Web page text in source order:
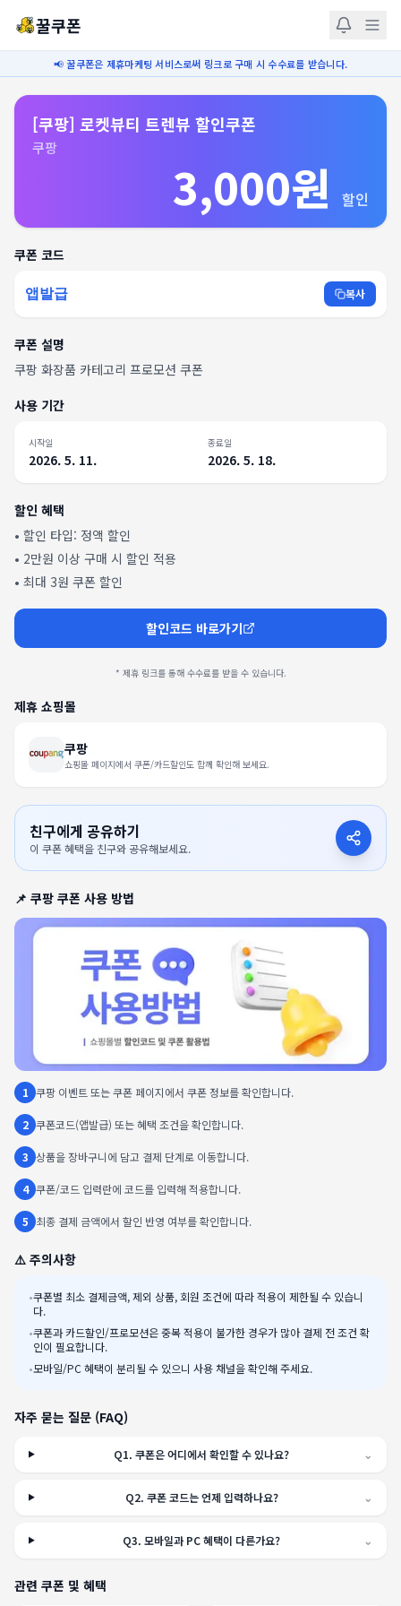
꿀쿠폰
📢 꿀쿠폰은 제휴마케팅 서비스로써 링크로 구매 시 수수료를 받습니다.
[쿠팡] 로켓뷰티 트렌뷰 할인쿠폰​
쿠팡
3,000원 할인
쿠폰 코드
앱발급 복사
쿠폰 설명
쿠팡 화장품 카테고리 프로모션 쿠폰
사용 기간
시작일
2026. 5. 11.
종료일
2026. 5. 18.
할인 혜택
• 할인 타입: 정액 할인
• 2만원 이상 구매 시 할인 적용
• 최대 3원 쿠폰 할인
할인코드 바로가기
* 제휴 링크를 통해 수수료를 받을 수 있습니다.
제휴 쇼핑몰
쿠팡
쇼핑몰 페이지에서 쿠폰/카드할인도 함께 확인해 보세요.
친구에게 공유하기
이 쿠폰 혜택을 친구와 공유해보세요.
📌 쿠팡 쿠폰 사용 방법
1 쿠팡 이벤트 또는 쿠폰 페이지에서 쿠폰 정보를 확인합니다.
2 쿠폰코드(앱발급) 또는 혜택 조건을 확인합니다.
3 상품을 장바구니에 담고 결제 단계로 이동합니다.
4 쿠폰/코드 입력란에 코드를 입력해 적용합니다.
5 최종 결제 금액에서 할인 반영 여부를 확인합니다.
⚠️ 주의사항
•쿠폰별 최소 결제금액, 제외 상품, 회원 조건에 따라 적용이 제한될 수 있습니
다.
•쿠폰과 카드할인/프로모션은 중복 적용이 불가한 경우가 많아 결제 전 조건 확
인이 필요합니다.
•모바일/PC 혜택이 분리될 수 있으니 사용 채널을 확인해 주세요.
자주 묻는 질문 (FAQ)
Q1.쿠폰은 어디에서 확인할 수 있나요? ⌄
Q2. 쿠폰 코드는 언제 입력하나요? ⌄
Q3.모바일과 PC 혜택이 다른가요? ⌄
관련 쿠폰 및 혜택